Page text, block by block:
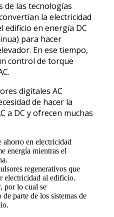
de las tecnologías
la electricidad
edificio en energía DC
para hacer
En ese tiempo,
control de torque
digitales AC
de hacer la
a DC y ofrecen muchas
ahorro en electricidad
energía mientras el
regenerativos que
electricidad al edificio.
por lo cual se
parte de los sistemas de